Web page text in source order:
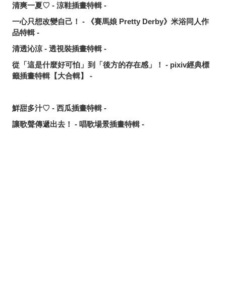
清爽一夏♡ - 涼鞋插畫特輯 -
一心只想改變自己！ - 《賽馬娘 Pretty Derby》米浴同人作
品特輯 -
清透沁涼 - 透視裝插畫特輯 -
從「這是什麼好可怕」到「後方的存在感」！ - pixiv經典標
籤插畫特輯【大合輯】 -
鮮甜多汁♡ - 西瓜插畫特輯 -
讓歌聲傳遞出去！ - 唱歌場景插畫特輯 -